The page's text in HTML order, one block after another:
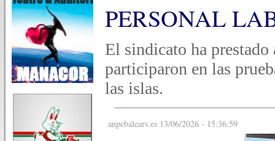
PERSONAL
El sindicato ha prestado
participaron en las
las islas.
anpebalears.es 13/06/2026 - 15:36:59